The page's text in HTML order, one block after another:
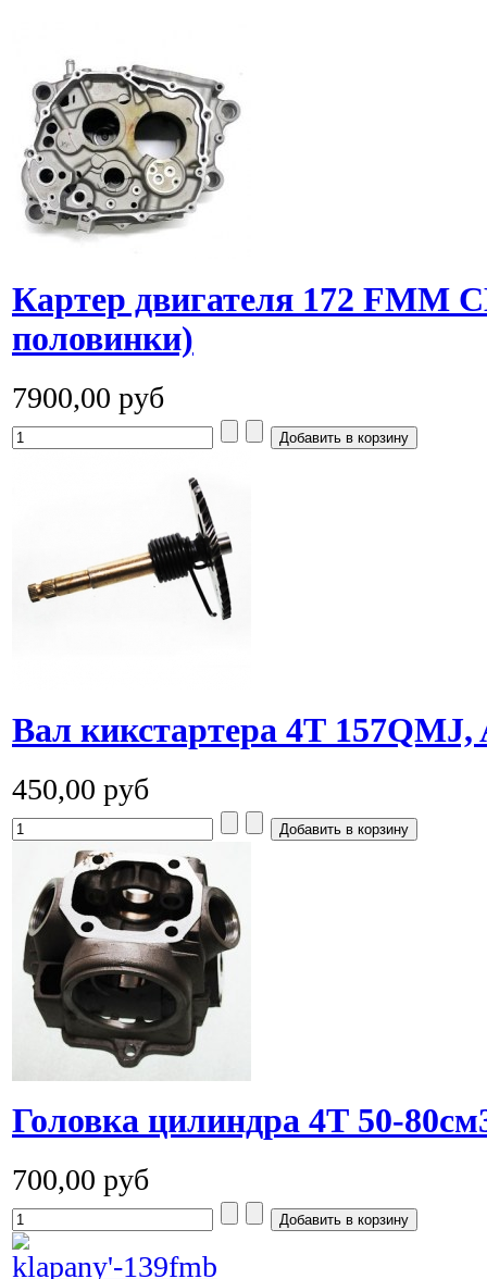
Картер двигателя 172 FMM
половинки)
7900,00 руб
Вал кикстартера 4Т 157QMJ,
450,00 руб
Головка цилиндра 4Т 50-
700,00 руб